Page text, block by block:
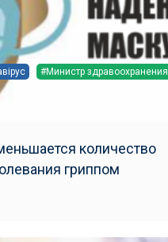
#Министр здравоохранения
количество
гриппом